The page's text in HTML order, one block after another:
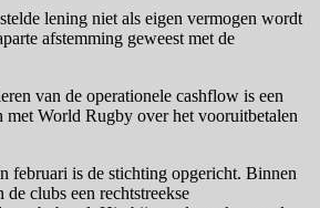
lening niet als eigen vermogen wordt
afstemming geweest met de
van de operationele cashflow is een
met World Rugby over het vooruitbetalen
februari is de stichting opgericht. Binnen
clubs een rechtstreekse